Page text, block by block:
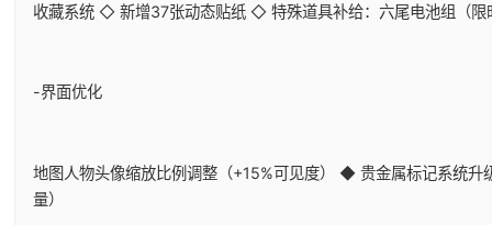
收藏系统 ◇ 新增37张动态贴纸 ◇ 特殊道具补给：六尾电池组（限
-界面优化
地图人物头像缩放比例调整（+15%可见度） ◆ 贵金属标记系统
量）